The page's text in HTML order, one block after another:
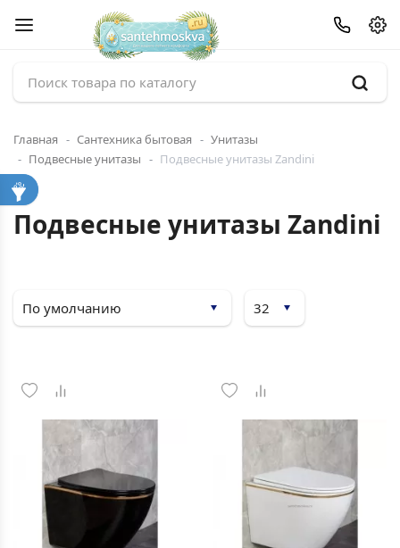
Главная Сантехника бытовая
Унитазы
Подвесные унитазы
Подвесные унитазы Zandini
Подвесные унитазы Zandini